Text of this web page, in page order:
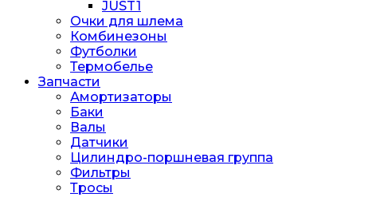
JUST1
Очки для шлема
Комбинезоны
Футболки
Термобелье
Запчасти
Амортизаторы
Баки
Валы
Датчики
Цилиндро-поршневая группа
Фильтры
Тросы